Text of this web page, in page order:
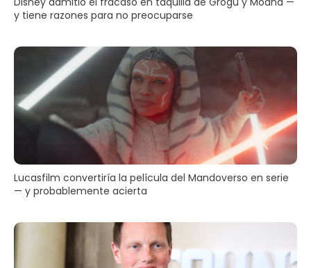
y tiene razones para no preocuparse
Lucasfilm convertiría la película del Mandoverso en serie
— y probablemente acierta